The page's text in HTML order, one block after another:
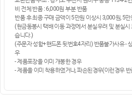
비 전체 반품 : 6,000원 부분 반품
반품 후 최종 구매 금액이 5만원 이상시 3,000원, 5
(현금동봉시 택배 이동 과정에서 분실우려 및 분실
습니다.)
(주문자 성함+핸드폰 뒷번호4자리) 반품불가사유 -
우
- 제품포장을 이미 개봉한 경우
- 제품을 이미 착용하였거나, 파손된경우(이런경우